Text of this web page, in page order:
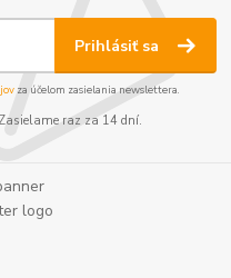
Prihlásiť sa
za účelom zasielania newslettera.
raz za 14 dní.